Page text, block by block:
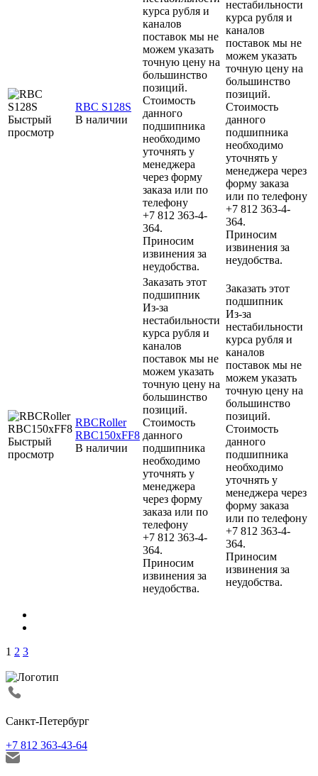
Быстрый
просмотр
RBC S128S
В наличии
курса рубля и
каналов
поставок мы не
можем указать
точную цену на
большинство
позиций.
Стоимость
данного
подшипника
необходимо
уточнять у
менеджера
через форму
заказа или по
телефону
+7 812 363-4-
364.
Приносим
извинения за
неудобства.
нестабильности
курса рубля и
каналов
поставок мы не
можем указать
точную цену на
большинство
позиций.
Стоимость
данного
подшипника
необходимо
уточнять у
менеджера через
форму заказа
или по телефону
+7 812 363-4-
364.
Приносим
извинения за
неудобства.
Быстрый
просмотр
RBCRoller
RBC150xFF8
В наличии
Заказать этот
подшипник
Из-за
нестабильности
курса рубля и
каналов
поставок мы не
можем указать
точную цену на
большинство
позиций.
Стоимость
данного
подшипника
необходимо
уточнять у
менеджера
через форму
заказа или по
телефону
+7 812 363-4-
364.
Приносим
извинения за
неудобства.
Заказать этот
подшипник
Из-за
нестабильности
курса рубля и
каналов
поставок мы не
можем указать
точную цену на
большинство
позиций.
Стоимость
данного
подшипника
необходимо
уточнять у
менеджера через
форму заказа
или по телефону
+7 812 363-4-
364.
Приносим
извинения за
неудобства.
1 2 3
Санкт-Петербург
+7 812 363-43-64